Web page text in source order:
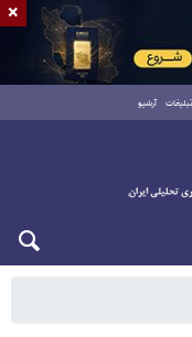
تبلیغات آرشیو
×